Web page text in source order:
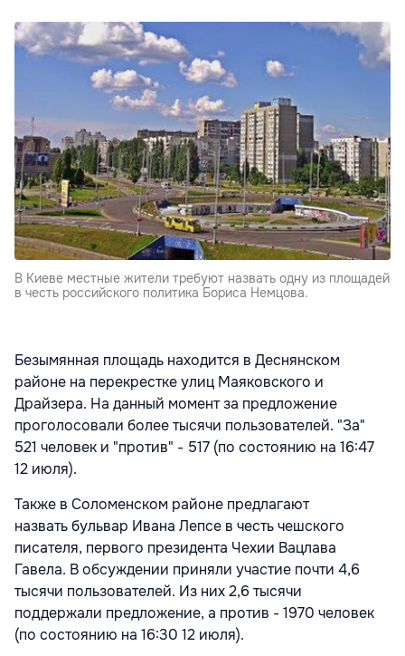
В Киеве местные жители требуют назвать одну из площадей
в честь российского политика Бориса Немцова.
Безымянная площадь находится в Деснянском
районе на перекрестке улиц Маяковского и
Драйзера. На данный момент за предложение
проголосовали более тысячи пользователей. "За"
521 человек и "против" - 517 (по состоянию на 16:47
12 июля).
Также в Соломенском районе предлагают
назвать бульвар Ивана Лепсе в честь чешского
писателя, первого президента Чехии Вацлава
Гавела. В обсуждении приняли участие почти 4,6
тысячи пользователей. Из них 2,6 тысячи
поддержали предложение, а против - 1970 человек
(по состоянию на 16:30 12 июля).